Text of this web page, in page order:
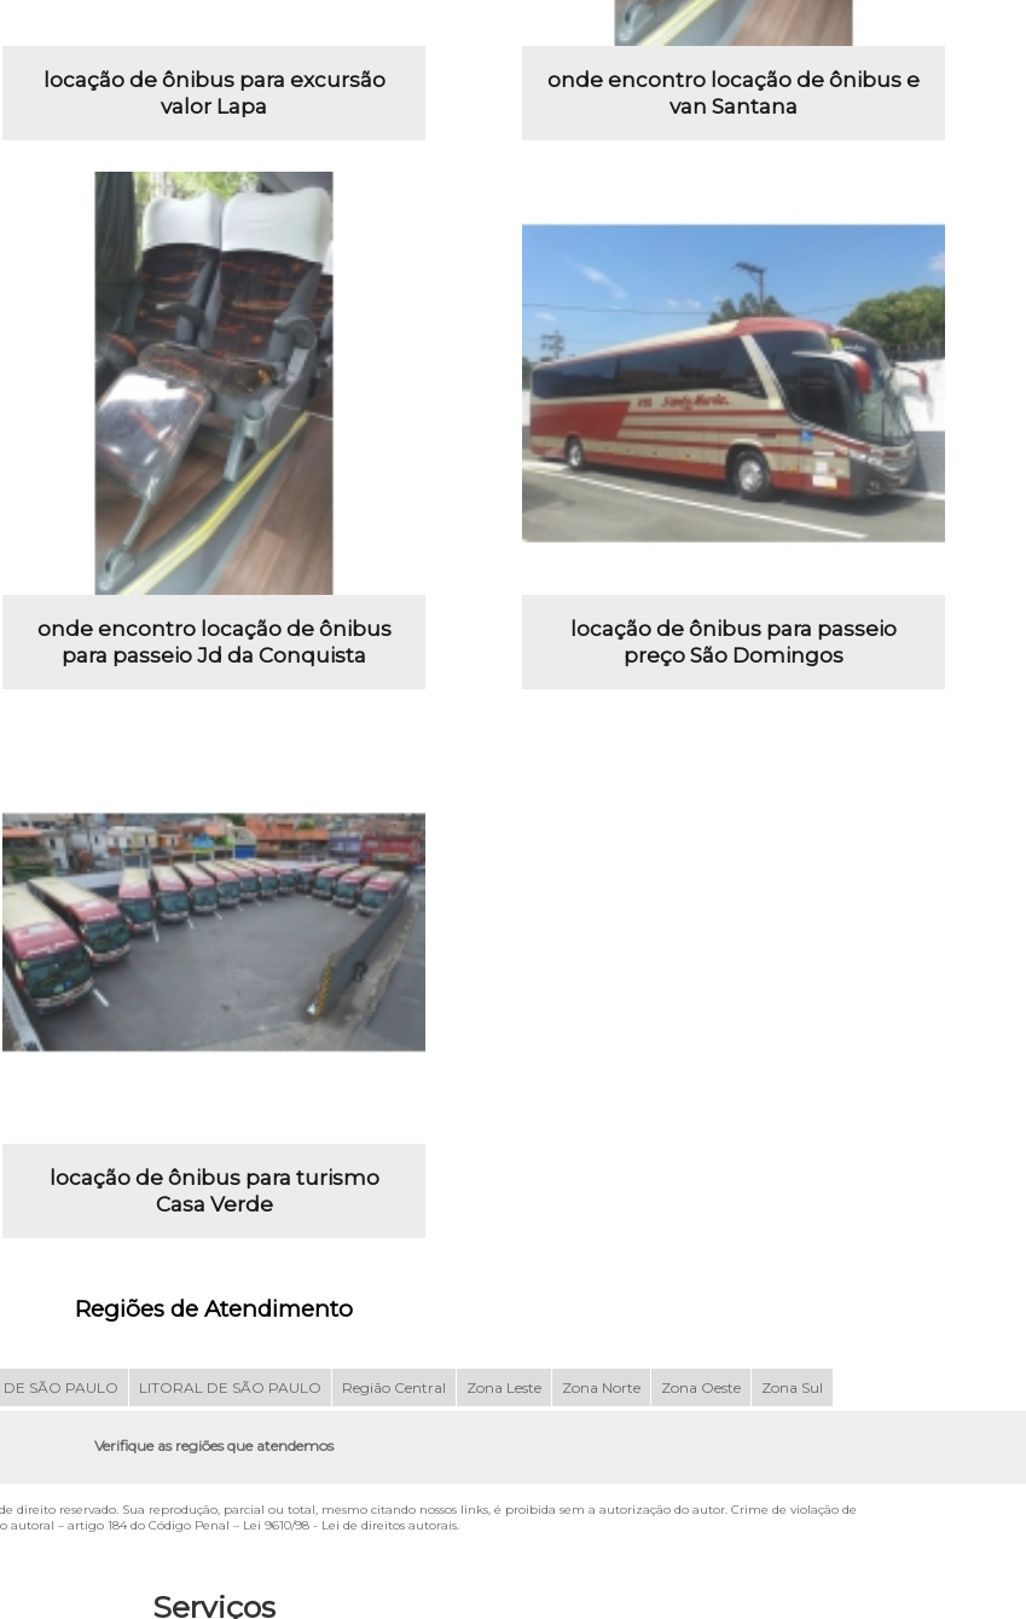
Serviços
locação de ônibus para excursão
valor Lapa
onde encontro locação de ônibus e
van Santana
onde encontro locação de ônibus
para passeio Jd da Conquista
locação de ônibus para passeio
preço São Domingos
locação de ônibus para turismo
Casa Verde
Regiões de Atendimento
DE SÃO PAULO LITORAL DE SÃO PAULO Região Central Zona Leste Zona Norte Zona Oeste Zona Sul
Verifique as regiões que atendemos
direito reservado. Sua reprodução, parcial ou total, mesmo citando nossos links, é proibida sem a autorização do autor. Crime de violação de
autoral – artigo 184 do Código Penal – Lei 9610/98 - Lei de direitos autorais.